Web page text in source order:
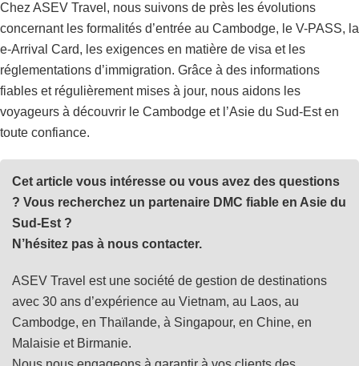
Chez ASEV Travel, nous suivons de près les évolutions
concernant les formalités d’entrée au Cambodge, le V-PASS, la
e-Arrival Card, les exigences en matière de visa et les
réglementations d’immigration. Grâce à des informations
fiables et régulièrement mises à jour, nous aidons les
voyageurs à découvrir le Cambodge et l’Asie du Sud-Est en
toute confiance.
Cet article vous intéresse ou vous avez des questions
? Vous recherchez un partenaire DMC fiable en Asie du
Sud-Est ?
N’hésitez pas à nous contacter.
ASEV Travel est une société de gestion de destinations
avec 30 ans d’expérience au Vietnam, au Laos, au
Cambodge, en Thaïlande, à Singapour, en Chine, en
Malaisie et Birmanie.